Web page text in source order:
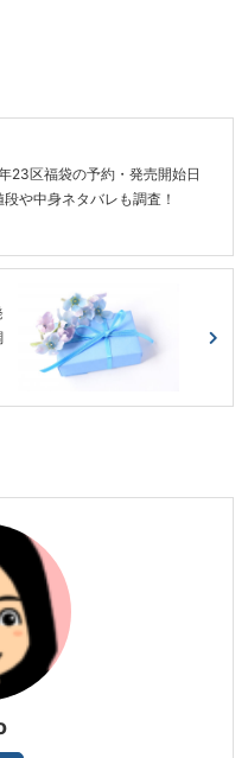
23区福袋の予約・発売開始日
段や中身ネタバレも調査！